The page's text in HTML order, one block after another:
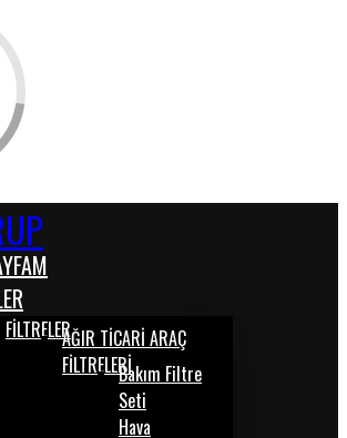
FİLTRELERAĞIR TİCARİ ARAÇ
FİLTRELERİBakım Filtre
Seti
Hava